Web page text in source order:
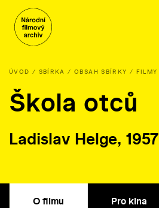
ÚVOD SBÍRKA OBSAH SBÍRKY FILMY
Škola otců
Ladislav Helge, 1957
O filmu Pro kina